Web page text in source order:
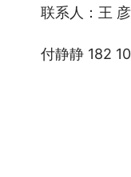
联系人：王
付静静 182